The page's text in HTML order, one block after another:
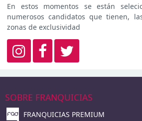
En estos momentos se están
numerosos candidatos que tienen,
zonas de exclusividad
SOBRE FRANQUICIAS
FRANQUICIAS PREMIUM